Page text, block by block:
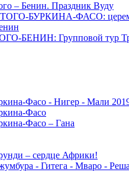
– Бенин. Праздник Вуду
БУРКИНА-ФАСО:
БЕНИН: Групповой тур
Фасо - Нигер - Мали
Фасо
Фасо – Гана
– сердце Африки!
- Гитега - Мваро -